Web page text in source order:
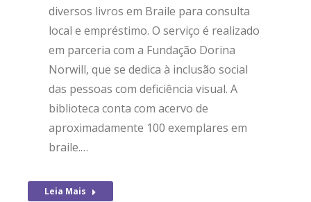
diversos livros em Braile para consulta
local e empréstimo. O serviço é realizado
em parceria com a Fundação Dorina
Norwill, que se dedica à inclusão social
das pessoas com deficiência visual. A
biblioteca conta com acervo de
aproximadamente 100 exemplares em
braile.…
Leia Mais